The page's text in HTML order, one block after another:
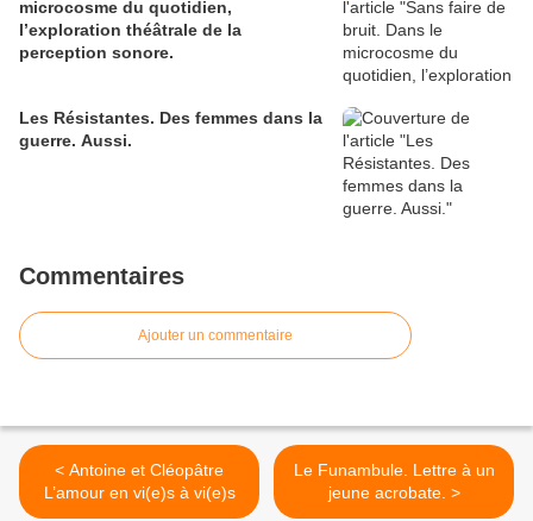
microcosme du quotidien,
l’exploration théâtrale de la
perception sonore.
Les Résistantes. Des femmes dans la
guerre. Aussi.
Commentaires
Ajouter un commentaire
< Antoine et Cléopâtre
L’amour en vi(e)s à vi(e)s
Le Funambule. Lettre à un
jeune acrobate. >